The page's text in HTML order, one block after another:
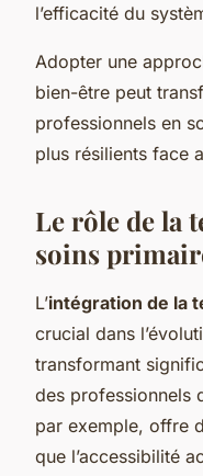
l’efficacité du
Adopter une
bien-être peut
professionnels en
plus résilients face
Le rôle de la
soins
L’intégration de la
crucial dans
transformant
des professionnels
par exemple, offre
que l’accessibilité